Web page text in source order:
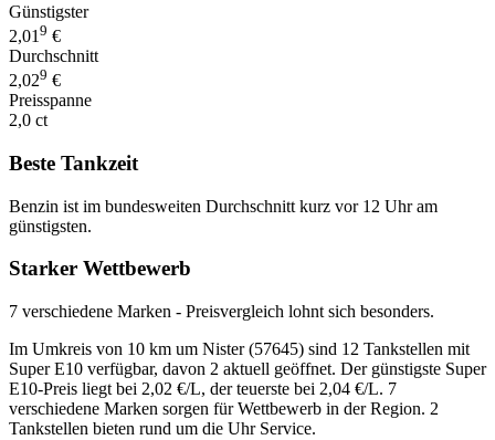
Günstigster
2,01 9 €
Durchschnitt
2,029 €
Preisspanne
2,0 ct
Beste Tankzeit
Benzin ist im bundesweiten Durchschnitt kurz vor 12 Uhr am
günstigsten.
Starker Wettbewerb
7 verschiedene Marken - Preisvergleich lohnt sich besonders.
Im Umkreis von 10 km um Nister (57645) sind 12 Tankstellen mit
Super E10 verfügbar, davon 2 aktuell geöffnet. Der günstigste Super
E10-Preis liegt bei 2,02 €/L, der teuerste bei 2,04 €/L. 7
verschiedene Marken sorgen für Wettbewerb in der Region. 2
Tankstellen bieten rund um die Uhr Service.